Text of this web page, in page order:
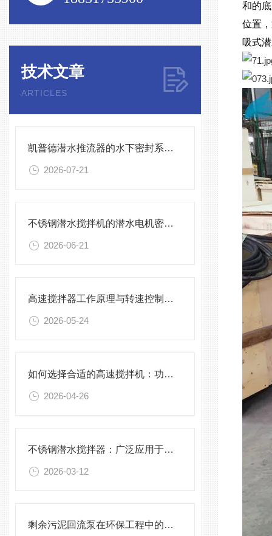
技术文章
ARTICLES
凯普德潜水推流器的水下密封系统维护全流程指南说明
2026-07-21
不锈钢潜水搅拌机的潜水电机密封与泄漏保护
2026-06-21
高速搅拌器工作原理与转速控制技术分析
2026-05-24
如何选择合适的高速搅拌机：功率、转速、搅拌桨叶与物料适配性分析
2026-04-26
不锈钢潜水搅拌器：广泛应用于污水处理与化学工程
2026-03-12
剩余污泥回流泵在环保工程中的应用前景
和的
位置
吸式